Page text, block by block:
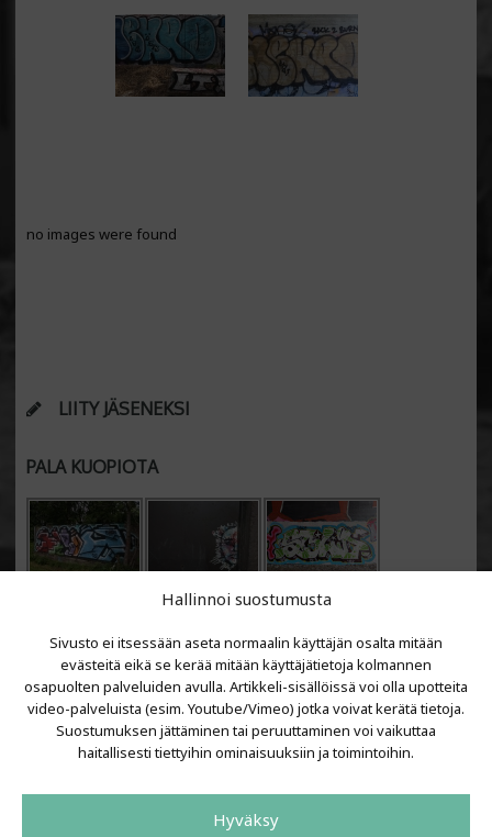
Hallinnoi suostumusta
Sivusto ei itsessään aseta normaalin käyttäjän osalta mitään
evästeitä eikä se kerää mitään käyttäjätietoja kolmannen
osapuolten palveluiden avulla. Artikkeli-sisällöissä voi olla upotteita
video-palveluista (esim. Youtube/Vimeo) jotka voivat kerätä tietoja.
Suostumuksen jättäminen tai peruuttaminen voi vaikuttaa
haitallisesti tiettyihin ominaisuuksiin ja toimintoihin.
Hyväksy
no images were found
LIITY JÄSENEKSI
PALA KUOPIOTA
VIIMEISIMMÄT ARTIKKELIT
LAINIT 2025: Tarhapäivä